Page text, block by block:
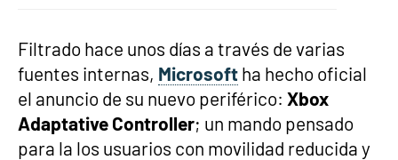
Filtrado hace unos días a través de varias
fuentes internas, Microsoft ha hecho oficial
el anuncio de su nuevo periférico: Xbox
Adaptative Controller; un mando pensado
para la los usuarios con movilidad reducida y